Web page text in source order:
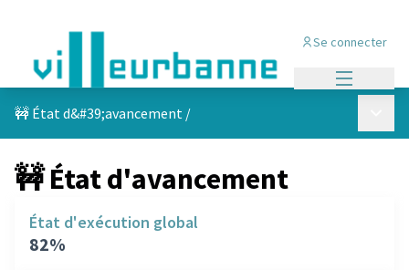
Se connecter
🚧 État d&#39;avancement /
🚧 État d'avancement
État d'exécution global
82%